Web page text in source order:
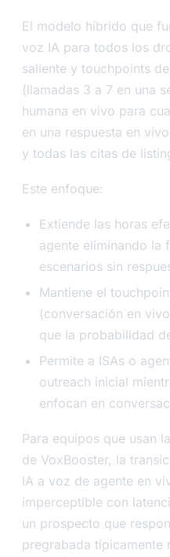
El modelo híbrido que
voz IA para todos los
saliente y touchpoints
(llamadas 3 a 7 en una
humana en vivo para
en una respuesta en
y todas las citas de
Este enfoque:
Extiende las horas
agente eliminando la
escenarios sin
Mantiene el
(conversación en
que la probabilidad
Permite a ISAs o
outreach inicial
enfocan en
Para equipos que usan
de VoxBooster, la
IA a voz de agente en
imperceptible con
un prospecto que
pregrabada típicamente